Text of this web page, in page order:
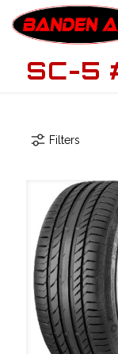
SC-5
Filters